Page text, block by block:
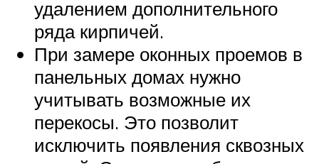
удалением дополнительного
ряда кирпичей.
При замере оконных проемов в
панельных домах нужно
учитывать возможные их
перекосы. Это позволит
исключить появления сквозных